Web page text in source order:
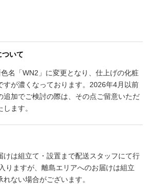
ついて
名「WN2」に変更となり、仕上げの化粧
すが濃くなっております。2026年4月以前
追加でご検討の際は、その点ご留意いただ
ます。
けは組立て・設置まで配送スタッフにて行
りますが、離島エリアへのお届けは組立
ない場合がございます。